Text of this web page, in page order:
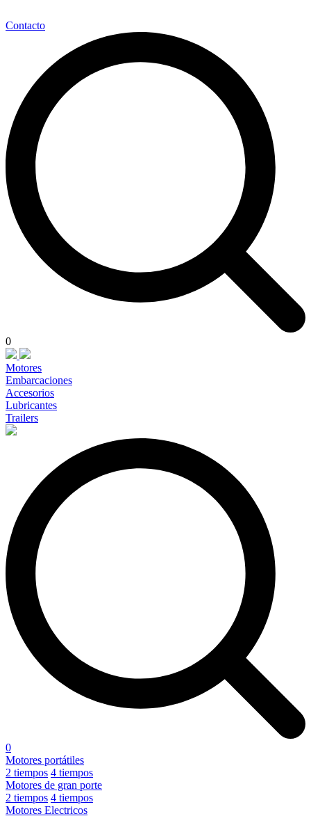
Contacto
0
Motores
Embarcaciones
Accesorios
Lubricantes
Trailers
0
Motores portátiles
2 tiempos 4 tiempos
Motores de gran porte
2 tiempos 4 tiempos
Motores Electricos